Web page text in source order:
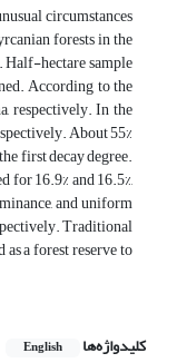
circumstances
forests in the
Half-hectare sample
According to the
respectively. In the
About 55%
first decay degree.
16.9% and 16.5%,
and uniform
Traditional
a forest reserve to
کلیدواژه‌ها English